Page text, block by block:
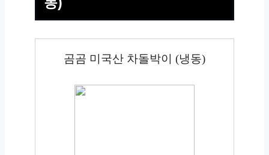
곰곰 미국산 차돌박이 (냉동)